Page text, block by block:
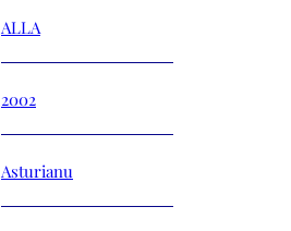
ALLA
2002
Asturianu